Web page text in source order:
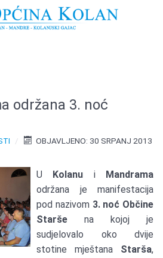
održana 3. noć
OBJAVLJENO: 30 SRPANJ 2013
U Kolanu i Mandrama
održana je manifestacija
pod nazivom 3. noć Občine
Starše na kojoj je
sudjelovalo oko dvije
stotine mještana Starša,